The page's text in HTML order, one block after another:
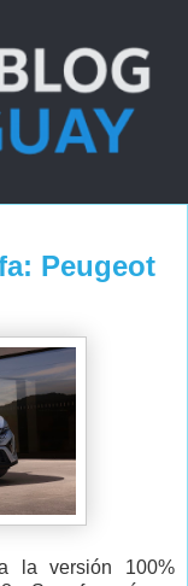
Peugeot
la versión 100%